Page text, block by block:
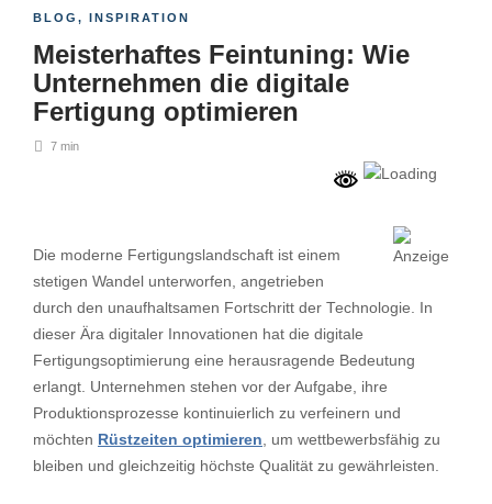
BLOG , INSPIRATION
Meisterhaftes Feintuning: Wie
Unternehmen die digitale
Fertigung optimieren
7 min
Die moderne Fertigungslandschaft ist einem
stetigen Wandel unterworfen, angetrieben
durch den unaufhaltsamen Fortschritt der Technologie. In
dieser Ära digitaler Innovationen hat die digitale
Fertigungsoptimierung eine herausragende Bedeutung
erlangt. Unternehmen stehen vor der Aufgabe, ihre
Produktionsprozesse kontinuierlich zu verfeinern und
möchten Rüstzeiten optimieren, um wettbewerbsfähig zu
bleiben und gleichzeitig höchste Qualität zu gewährleisten.